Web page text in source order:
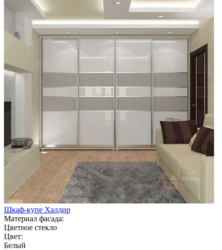
Шкаф-купе Халдир
Материал фасада:
Цветное стекло
Цвет:
Белый